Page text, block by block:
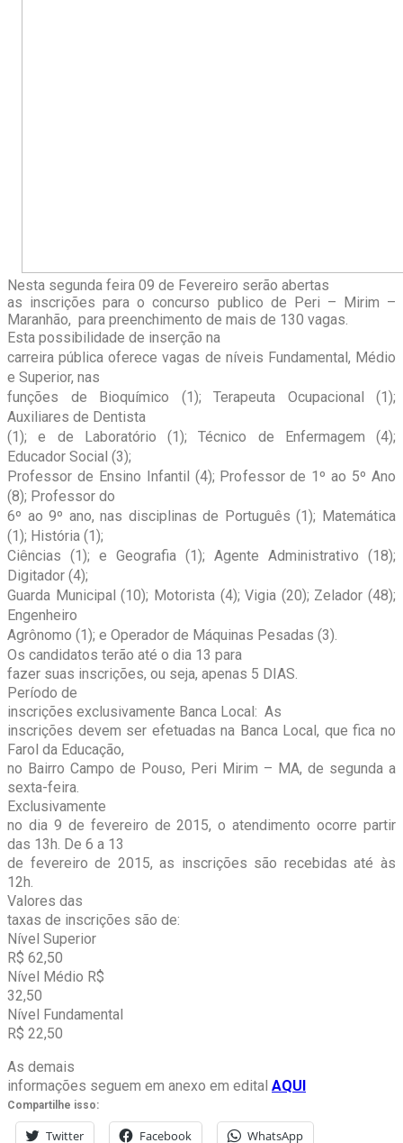
Nesta segunda feira 09 de Fevereiro serão abertas
as inscrições para o concurso publico de Peri – Mirim –
Maranhão, para preenchimento de mais de 130 vagas.
Esta possibilidade de inserção na
carreira pública oferece vagas de níveis Fundamental, Médio
e Superior, nas
funções de Bioquímico (1); Terapeuta Ocupacional (1);
Auxiliares de Dentista
(1); e de Laboratório (1); Técnico de Enfermagem (4);
Educador Social (3);
Professor de Ensino Infantil (4); Professor de 1º ao 5º Ano
(8); Professor do
6º ao 9º ano, nas disciplinas de Português (1); Matemática
(1); História (1);
Ciências (1); e Geografia (1); Agente Administrativo (18);
Digitador (4);
Guarda Municipal (10); Motorista (4); Vigia (20); Zelador (48);
Engenheiro
Agrônomo (1); e Operador de Máquinas Pesadas (3).
Os candidatos terão até o dia 13 para
fazer suas inscrições, ou seja, apenas 5 DIAS.
Período de
inscrições exclusivamente Banca Local: As
inscrições devem ser efetuadas na Banca Local, que fica no
Farol da Educação,
no Bairro Campo de Pouso, Peri Mirim – MA, de segunda a
sexta-feira.
Exclusivamente
no dia 9 de fevereiro de 2015, o atendimento ocorre partir
das 13h. De 6 a 13
de fevereiro de 2015, as inscrições são recebidas até às
12h.
Valores das
taxas de inscrições são de:
Nível Superior
R$ 62,50
Nível Médio R$
32,50
Nível Fundamental
R$ 22,50
As demais
informações seguem em anexo em edital AQUI
Compartilhe isso:
Twitter Facebook WhatsApp